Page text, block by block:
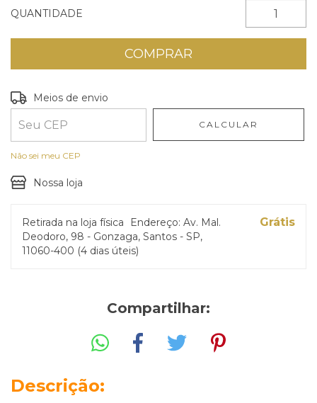
QUANTIDADE
Entregas para o CEP:
Meios de envio
CALCULAR
Não sei meu CEP
Nossa loja
Retirada na loja física
Endereço: Av. Mal.
Deodoro, 98 - Gonzaga, Santos - SP,
11060-400 (4 dias úteis)
Grátis
Compartilhar:
Descrição: